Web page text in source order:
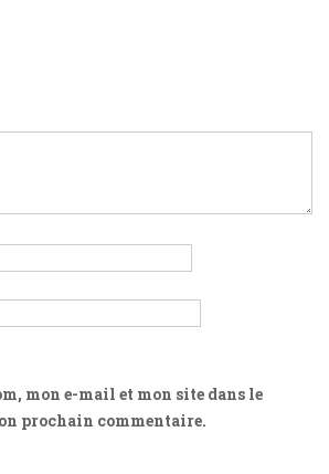
mon e-mail et mon site dans le
prochain commentaire.